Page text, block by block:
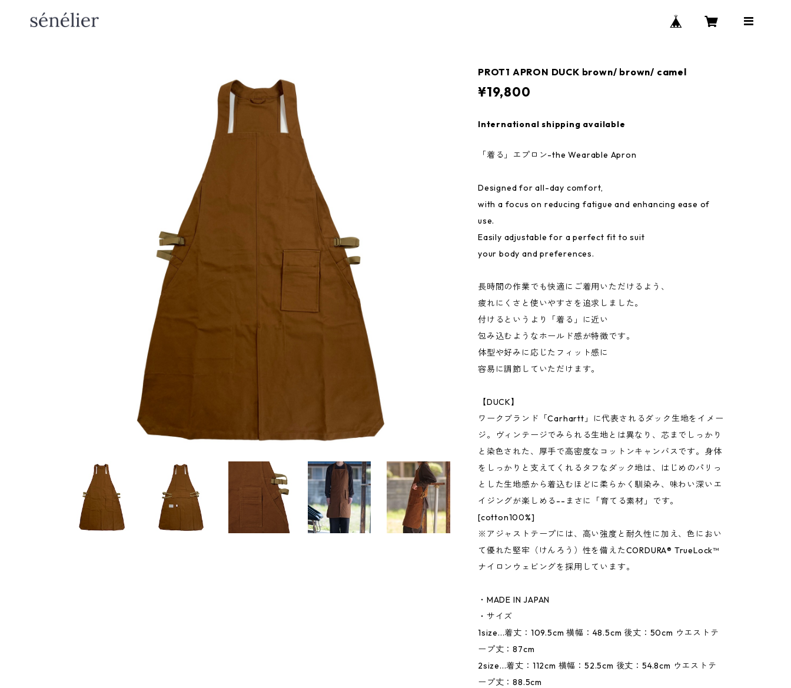
PROT1 APRON DUCK brown/ brown/ camel
¥19,800
International shipping available
「着る」エプロン-the Wearable Apron
Designed for all-day comfort,
with a focus on reducing fatigue and enhancing ease of
use.
Easily adjustable for a perfect fit to suit
your body and preferences.
長時間の作業でも快適にご着用いただけるよう、
疲れにくさと使いやすさを追求しました。
付けるというより「着る」に近い
包み込むようなホールド感が特徴です。
体型や好みに応じたフィット感に
容易に調節していただけます。
【DUCK】
ワークブランド「Carhartt」に代表されるダック生地をイメー
ジ。ヴィンテージでみられる生地とは異なり、芯までしっかり
と染色された、厚手で高密度なコットンキャンバスです。身体
をしっかりと支えてくれるタフなダック地は、はじめのパリっ
とした生地感から着込むほどに柔らかく馴染み、味わい深いエ
イジングが楽しめる--まさに「育てる素材」です。
[cotton100%]
※アジャストテープには、高い強度と耐久性に加え、色におい
て優れた堅牢（けんろう）性を備えたCORDURA® TrueLock™
ナイロンウェビングを採用しています。
・MADE IN JAPAN
・サイズ
1size...着丈：109.5cm 横幅：48.5cm 後丈：50cm ウエストテ
ープ丈：87cm
2size...着丈：112cm 横幅：52.5cm 後丈：54.8cm ウエストテ
ープ丈：88.5cm